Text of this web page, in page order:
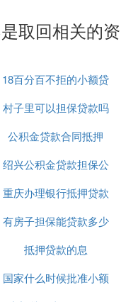
产商在合同上写明，
理部门审核批准，并
标准的报告。
同上写明，房屋交付
双路供电的，则应让
付使用时具备双路供
所买房屋冬天供暖方
商在合同上写明，房
供热管网；自供暖
明，房屋交付时，小
取回相关的资
18百分百不拒的小额贷
款
村子里可以担保贷款吗
公积金贷款合同抵押
绍兴公积金贷款担保公
司
重庆办理银行抵押贷款
公司
有房子担保能贷款多少
抵押贷款的息
国家什么时候批准小额